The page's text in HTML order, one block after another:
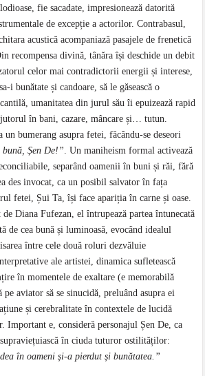
fie sacadate, impresionează datorită
de excepție a actorilor. Contrabasul,
acustică acompaniază pasajele de frenetică
recompensa divină, tânăra își deschide un debit
celor mai contradictorii energii și interese,
i bunătate și candoare, să le găsească o
umanitatea din jurul său îi epuizează rapid
în bani, cazare, mâncare și… tutun.
bumerang asupra fetei, făcându-se deseori
bună, Șen De!”. Un maniheism formal activează
separând oamenii în buni și răi, fără
des invocat, ca un posibil salvator în fața
fetei, Șui Ta, își face apariția în carne și oase.
Diana Fufezan, el întrupează partea întunecată
de cea bună și luminoasă, evocând idealul
între cele două roluri dezvăluie
ale artistei, dinamica sufletească
în momentele de exaltare (e memorabilă
aviator să se sinucidă, preluând asupra ei
și cerebralitate în contextele de lucidă
e, consideră personajul Șen De, ca
în ciuda tuturor ostilităților:
în oameni și-a pierdut și bunătatea.”